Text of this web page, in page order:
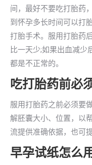
间，最好不要吃打胎药
到怀孕多长时间可以打
打胎手术。服用打胎药
比一天少;如果出血减少
都是不正常的。
吃打胎药前必
服用打胎药之前必须要
解胚囊大小、位置，以
流提供准确依据，也可
早孕试纸怎么